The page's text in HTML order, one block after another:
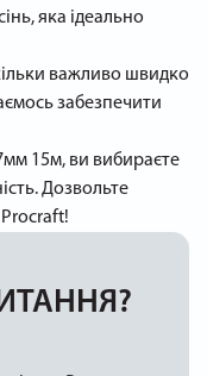
яка ідеально
важливо швидко
забезпечити
15м, ви вибираєте
Дозвольте